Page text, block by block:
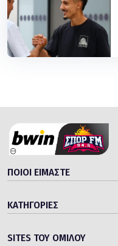
ΠΟΙΟΙ ΕΙΜΑΣΤΕ
ΚΑΤΗΓΟΡΙΕΣ
SITES ΤΟΥ ΟΜΙΛΟΥ